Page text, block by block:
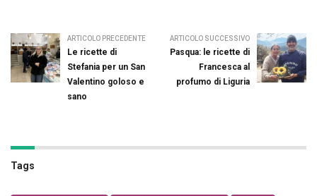
ARTICOLO PRECEDENTE
Le ricette di
Stefania per un San
Valentino goloso e
sano
ARTICOLO SUCCESSIVO
Pasqua: le ricette di
Francesca al
profumo di Liguria
Tags